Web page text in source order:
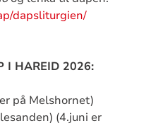
dapsliturgien/
I HAREID 2026:
på Melshornet)
(4.juni er